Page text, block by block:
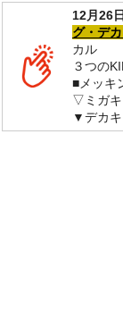
12月26日
グ・デ
カル
３つの
■メッキ
▽ミガキ
▼デカ